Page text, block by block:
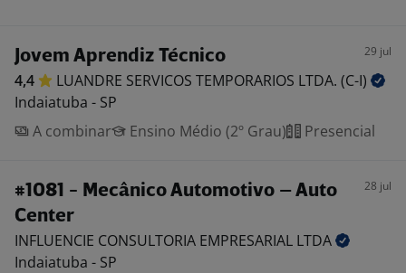
Jovem Aprendiz Técnico 29 jul
4,4 LUANDRE SERVICOS TEMPORARIOS LTDA. (C-I)
Indaiatuba - SP
A combinar
Ensino Médio (2º Grau) Presencial
#1081 - Mecânico Automotivo – Auto
Center
28 jul
INFLUENCIE CONSULTORIA EMPRESARIAL LTDA
Indaiatuba - SP